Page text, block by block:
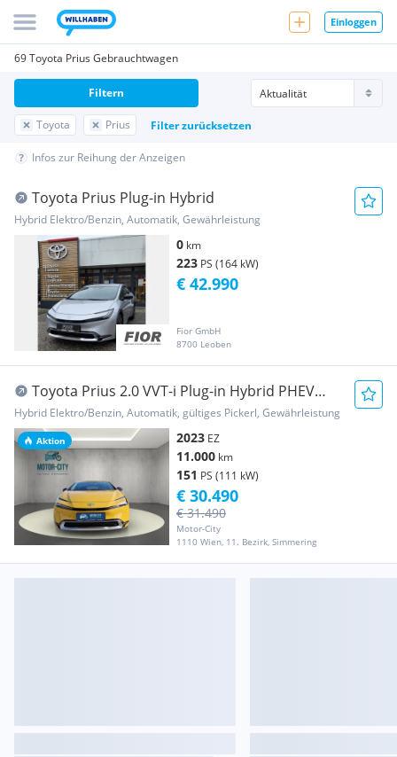
Einloggen
69 Toyota Prius Gebrauchtwagen
Toyota Prius Filter zurücksetzen
Filtern
Infos zur Reihung der Anzeigen
Toyota Prius Plug-in Hybrid
Hybrid Elektro/Benzin, Automatik, Gewährleistung
0 km
223 PS (164 kW)
Fior GmbH
8700 Leoben
€ 42.990
Aktion
Toyota Prius 2.0 VVT-i Plug-in Hybrid PHEV
13,6kWh Exe...
Hybrid Elektro/Benzin, Automatik, gültiges Pickerl, Gewährleistung
2023 EZ
11.000 km
151 PS (111 kW)
Motor-City
1110 Wien, 11. Bezirk, Simmering
€ 31.490
€ 30.490